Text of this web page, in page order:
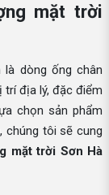
mặt trời
dòng ống chân
trí địa lý, đặc điểm
chọn sản phẩm
chúng tôi sẽ cung
mặt trời Sơn Hà